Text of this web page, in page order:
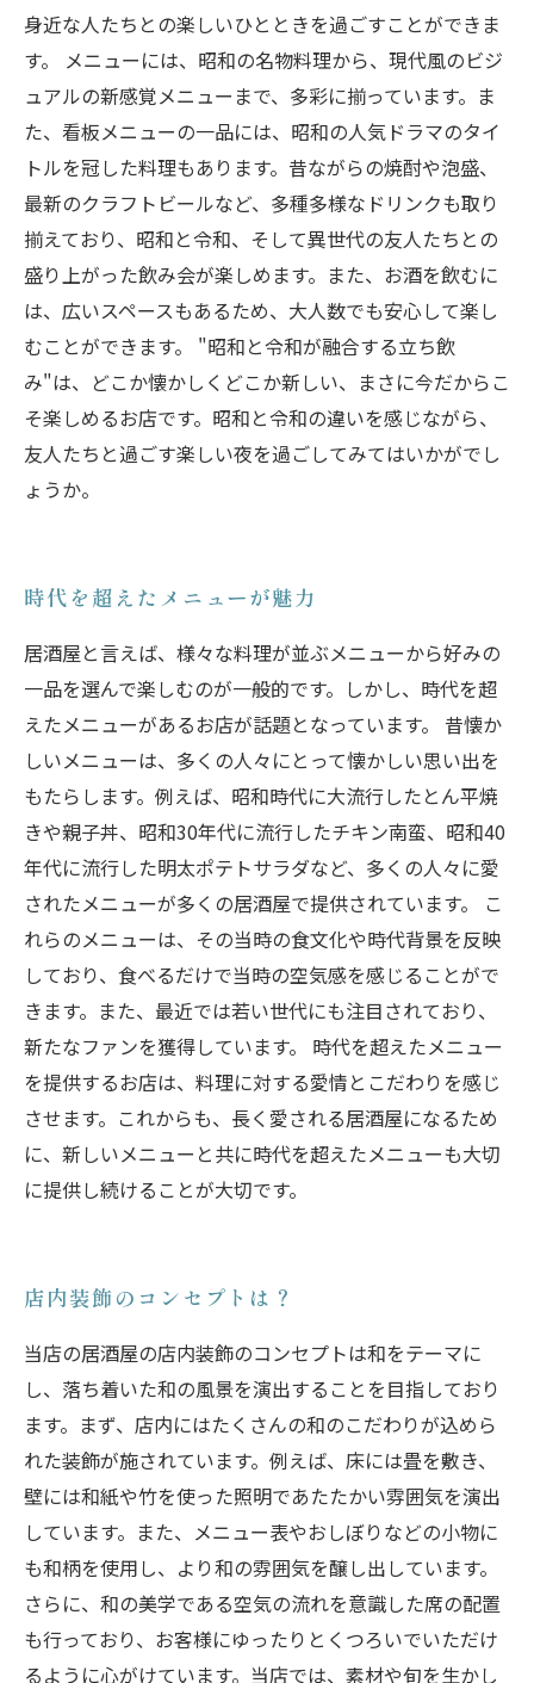
身近な人たちとの楽しいひとときを過ごすことができま
す。 メニューには、昭和の名物料理から、現代風のビジ
ュアルの新感覚メニューまで、多彩に揃っています。ま
た、看板メニューの一品には、昭和の人気ドラマのタイ
トルを冠した料理もあります。昔ながらの焼酎や泡盛、
最新のクラフトビールなど、多種多様なドリンクも取り
揃えており、昭和と令和、そして異世代の友人たちとの
盛り上がった飲み会が楽しめます。また、お酒を飲むに
は、広いスペースもあるため、大人数でも安心して楽し
むことができます。 "昭和と令和が融合する立ち飲
み"は、どこか懐かしくどこか新しい、まさに今だからこ
そ楽しめるお店です。昭和と令和の違いを感じながら、
友人たちと過ごす楽しい夜を過ごしてみてはいかがでし
ょうか。
時代を超えたメニューが魅力
居酒屋と言えば、様々な料理が並ぶメニューから好みの
一品を選んで楽しむのが一般的です。しかし、時代を超
えたメニューがあるお店が話題となっています。 昔懐か
しいメニューは、多くの人々にとって懐かしい思い出を
もたらします。例えば、昭和時代に大流行したとん平焼
きや親子丼、昭和30年代に流行したチキン南蛮、昭和40
年代に流行した明太ポテトサラダなど、多くの人々に愛
されたメニューが多くの居酒屋で提供されています。 こ
れらのメニューは、その当時の食文化や時代背景を反映
しており、食べるだけで当時の空気感を感じることがで
きます。また、最近では若い世代にも注目されており、
新たなファンを獲得しています。 時代を超えたメニュー
を提供するお店は、料理に対する愛情とこだわりを感じ
させます。これからも、長く愛される居酒屋になるため
に、新しいメニューと共に時代を超えたメニューも大切
に提供し続けることが大切です。
店内装飾のコンセプトは？
当店の居酒屋の店内装飾のコンセプトは和をテーマに
し、落ち着いた和の風景を演出することを目指しており
ます。まず、店内にはたくさんの和のこだわりが込めら
れた装飾が施されています。例えば、床には畳を敷き、
壁には和紙や竹を使った照明であたたかい雰囲気を演出
しています。また、メニュー表やおしぼりなどの小物に
も和柄を使用し、より和の雰囲気を醸し出しています。
さらに、和の美学である空気の流れを意識した席の配置
も行っており、お客様にゆったりとくつろいでいただけ
るように心がけています。当店では、素材や旬を生かし